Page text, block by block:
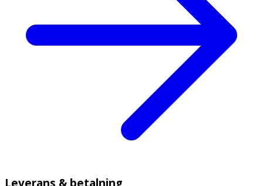
Leverans & betalning